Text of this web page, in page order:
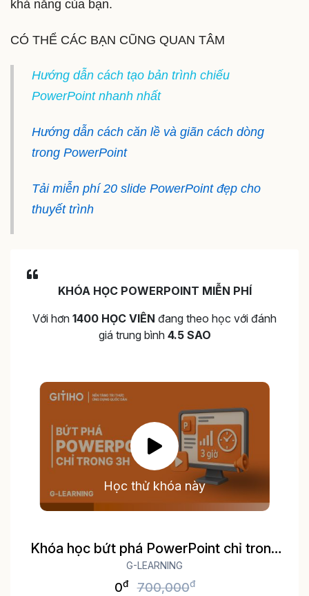
khả năng của bạn.
CÓ THỂ CÁC BẠN CŨNG QUAN TÂM
Hướng dẫn cách tạo bản trình chiếu
PowerPoint nhanh nhất
Hướng dẫn cách căn lề và giãn cách dòng
trong PowerPoint
Tải miễn phí 20 slide PowerPoint đẹp cho
thuyết trình
KHÓA HỌC POWERPOINT MIỄN PHÍ
Với hơn 1400 HỌC VIÊN đang theo học với đánh
giá trung bình 4.5 SAO
Học thử khóa này
Khóa học bứt phá PowerPoint chỉ trong
3h
G-LEARNING
0đ 700,000đ